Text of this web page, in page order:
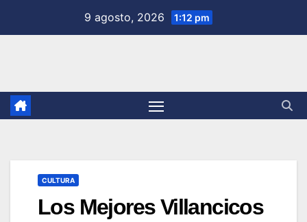
9 agosto, 2026 1:12 pm
CULTURA
Los Mejores Villancicos